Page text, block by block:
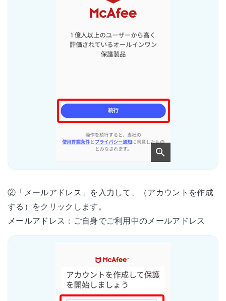
②「メールアドレス」を入力して、（アカウントを作成
する）をクリックします。
メールアドレス：ご自身でご利用中のメールアドレス